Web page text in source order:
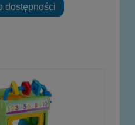
dostępności